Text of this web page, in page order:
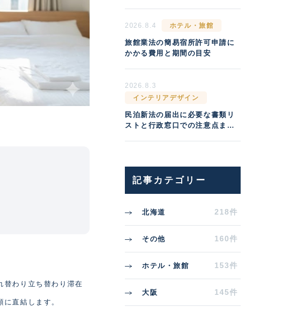
替わり立ち替わり滞在
直結します。
2026.8.4 ホテル・旅館
旅館業法の簡易宿所許可申請に
かかる費用と期間の目安
2026.8.3
インテリアデザイン
民泊新法の届出に必要な書類リ
ストと行政窓口での注意点まと
記事カテゴリー
北海道 218件
その他 160件
ホテル・旅館 153件
大阪 145件